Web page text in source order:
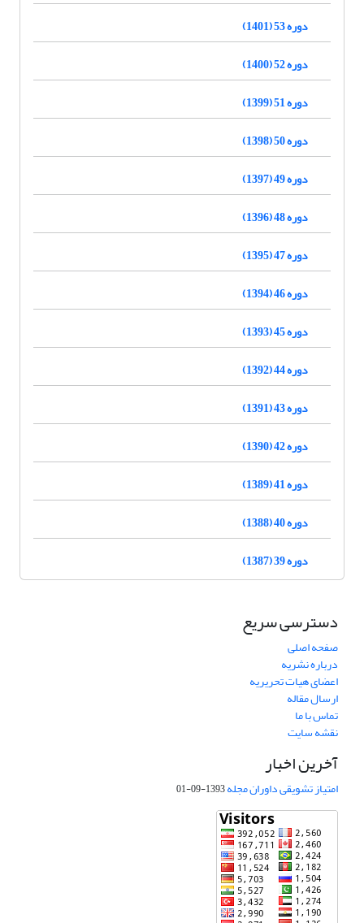
دوره 53 (1401)
دوره 52 (1400)
دوره 51 (1399)
دوره 50 (1398)
دوره 49 (1397)
دوره 48 (1396)
دوره 47 (1395)
دوره 46 (1394)
دوره 45 (1393)
دوره 44 (1392)
دوره 43 (1391)
دوره 42 (1390)
دوره 41 (1389)
دوره 40 (1388)
دوره 39 (1387)
دسترسی سریع
صفحه اصلی
درباره نشریه
اعضای هیات تحریریه
ارسال مقاله
تماس با ما
نقشه سایت
آخرین اخبار
امتیاز تشویقی داوران مجله1393-09-01